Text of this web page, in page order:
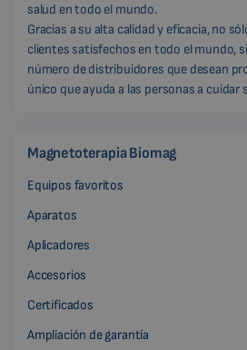
salud en todo el mundo.
Gracias a su alta calidad y eficacia, no
clientes satisfechos en todo el mundo,
número de distribuidores que desean
único que ayuda a las personas a cuidar
Magnetoterapia Biomag
Equipos favoritos
Aparatos
Aplicadores
Accesorios
Certificados
Ampliación de garantía